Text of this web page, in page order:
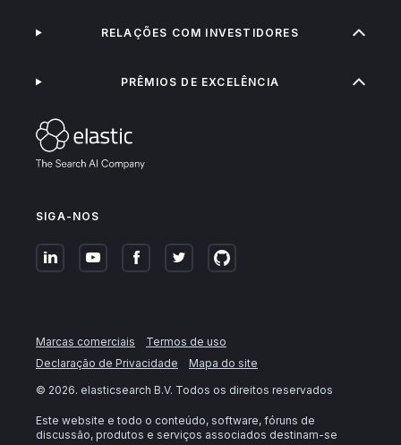
SIGA-NOS
RELAÇÕES COM INVESTIDORES
PRÊMIOS DE EXCELÊNCIA
Marcas comerciais
Termos de uso
Declaração de Privacidade
Mapa do site
© 2026. elasticsearch B.V. Todos os direitos reservados
Este website e todo o conteúdo, software, fóruns de
discussão, produtos e serviços associados destinam-se